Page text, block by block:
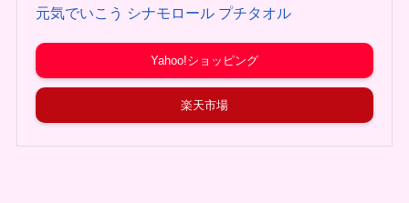
元気でいこう シナモロール プチタオル
Yahoo!ショッピング
楽天市場